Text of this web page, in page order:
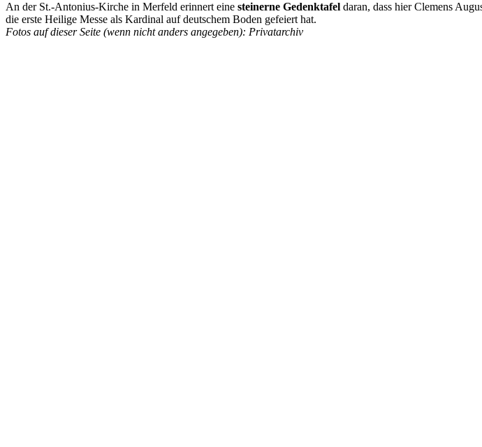
An der St.-Antonius-Kirche in Merfeld erinnert eine steinerne Gedenktafel daran, dass hier Clemens
die erste Heilige Messe als Kardinal auf deutschem Boden gefeiert hat.
Fotos auf dieser Seite (wenn nicht anders angegeben): Privatarchiv